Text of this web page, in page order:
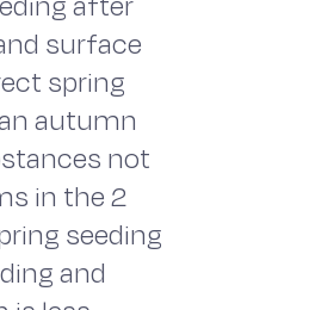
surface
spring
autumn
not
in the 2
seeding
and